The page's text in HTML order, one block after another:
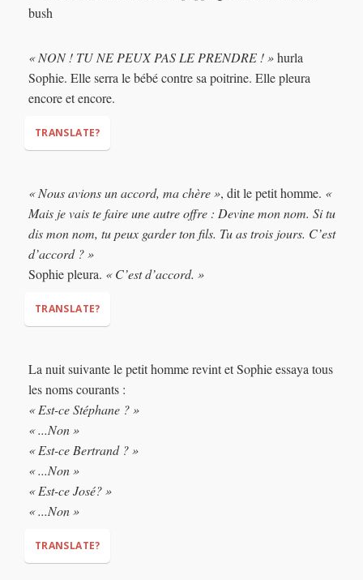
"Maa haa haa... What do you have for me?"
« NON ! TU NE PEUX PAS LE PRENDRE ! »hurla
Sophie. Elle serra le bébé contre sa poitrine. Elle pleura
encore et encore.
TRANSLATE?
(again and again)
« Nous avions un accord, ma chère », dit le petit homme. «
Mais je vais te faire une autre offre : Devine mon nom. Si tu
dis mon nom, tu peux garder ton fils. Tu as trois jours. C’est
d’accord ? »
Sophie pleura. « C’est d’accord. »
TRANSLATE?
I'll make you another deal: Guess my name. If you say my
name, you can keep your son. You have three days. Is it a
deal?"
La nuit suivante le petit homme revint et Sophie essaya tous
les noms courants :
« Est-ce Stéphane ? »
« ...Non »
« Est-ce Bertrand ? »
« ...Non »
« Est-ce José? »
« ...Non »
TRANSLATE?